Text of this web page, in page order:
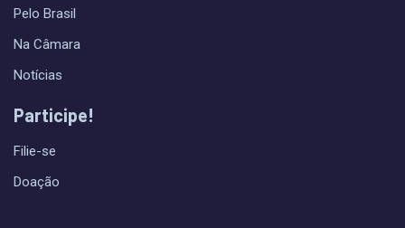
Pelo Brasil
Na Câmara
Notícias
Participe!
Filie-se
Doação